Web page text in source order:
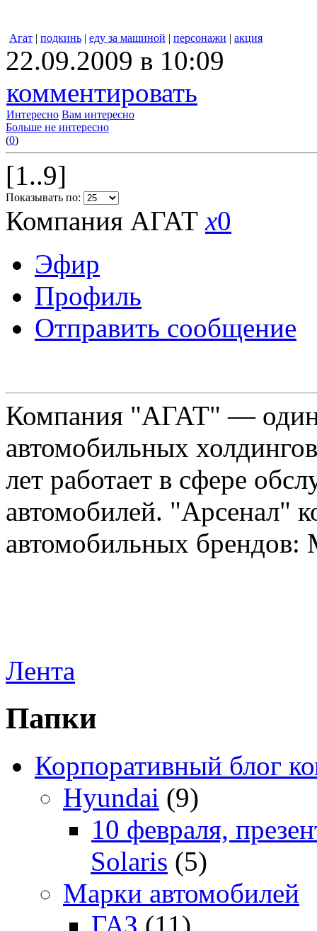
Агат | подкинь | еду за машиной | персонажи | акция
22.09.2009 в 10:09
комментировать
Интересно Вам интересно
Больше не интересно
(0)
[1..9]
Показывать по:
Компания АГАТx0
Эфир
Профиль
Отправить сообщение
Компания "АГАТ" —
автомобильных
лет работает в сфере
автомобилей. "Арсенал"
автомобильных
Лента
Папки
Корпоративный блог
Hyundai (9)
10 февраля,
Solaris (5)
Марки автомобилей
ГАЗ (11)